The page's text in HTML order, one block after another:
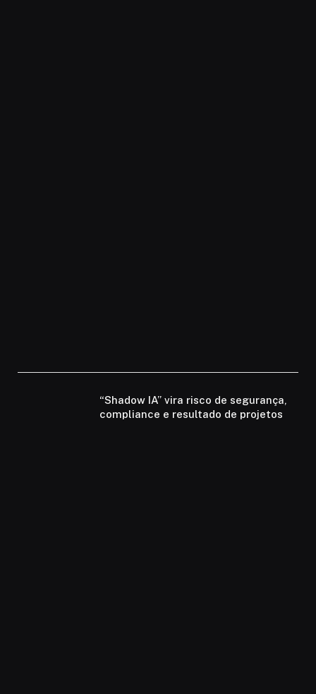
“Shadow IA” vira risco de segurança,
compliance e resultado de projetos